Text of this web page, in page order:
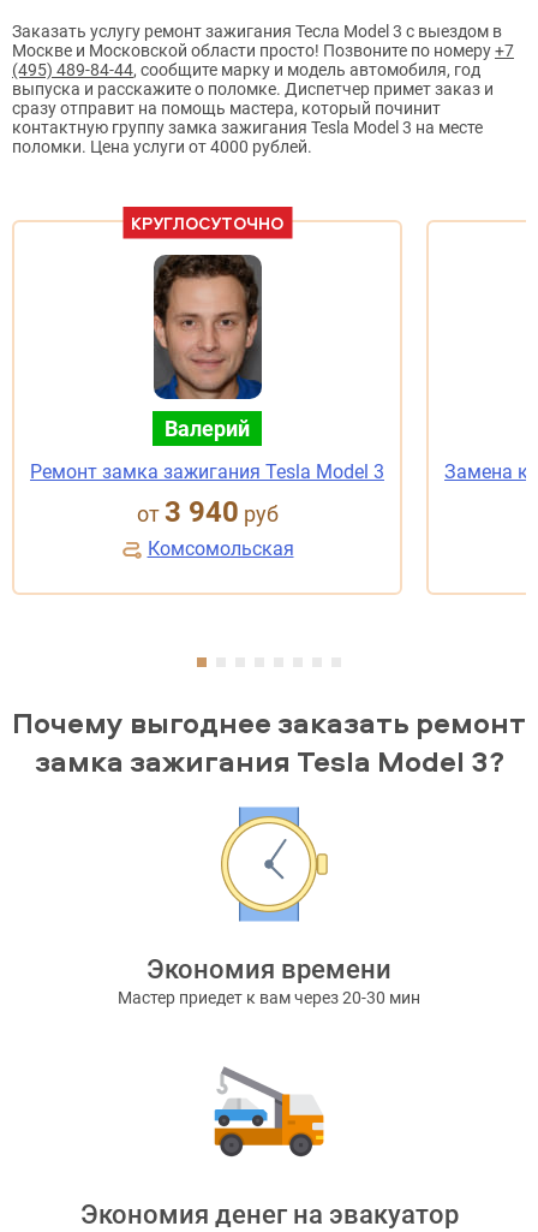
Заказать услугу ремонт зажигания Тесла Model 3 с выездом в
Москве и Московской области просто! Позвоните по номеру+7
(495) 489-84-44, сообщите марку и модель автомобиля, год
выпуска и расскажите о поломке. Диспетчер примет заказ и
сразу отправит на помощь мастера, который починит
контактную группу замка зажигания Tesla Model 3 на месте
поломки. Цена услуги от 4000 рублей.
КРУГЛОСУТОЧНО
Валерий
Ремонт замка зажигания Tesla Model 3
от3 940 руб
Комсомольская
Замена
Почему выгоднее заказать ремонт
замка зажигания Tesla Model 3?
Экономия времени
Мастер приедет к вам через 20-30 мин
Экономия денег на эвакуатор